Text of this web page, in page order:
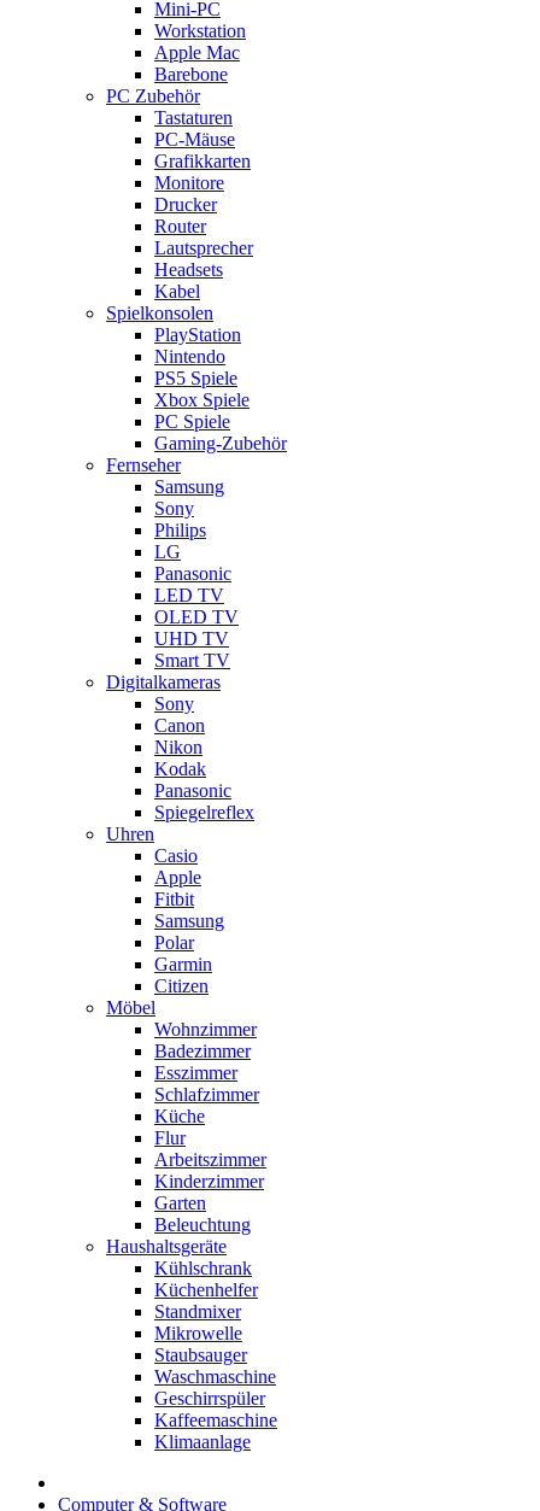
Mini-PC
Workstation
Apple Mac
Barebone
PC Zubehör
Tastaturen
PC-Mäuse
Grafikkarten
Monitore
Drucker
Router
Lautsprecher
Headsets
Kabel
Spielkonsolen
PlayStation
Nintendo
PS5 Spiele
Xbox Spiele
PC Spiele
Gaming-Zubehör
Fernseher
Samsung
Sony
Philips
LG
Panasonic
LED TV
OLED TV
UHD TV
Smart TV
Digitalkameras
Sony
Canon
Nikon
Kodak
Panasonic
Spiegelreflex
Uhren
Casio
Apple
Fitbit
Samsung
Polar
Garmin
Citizen
Möbel
Wohnzimmer
Badezimmer
Esszimmer
Schlafzimmer
Küche
Flur
Arbeitszimmer
Kinderzimmer
Garten
Beleuchtung
Haushaltsgeräte
Kühlschrank
Küchenhelfer
Standmixer
Mikrowelle
Staubsauger
Waschmaschine
Geschirrspüler
Kaffeemaschine
Klimaanlage
Computer & Software